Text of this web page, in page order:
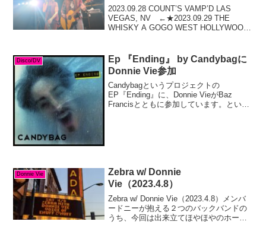
2023.09.28 COUNT’S VAMP’D LAS
VEGAS, NV ←★2023.09.29 THE
WHISKY A GOGO WEST HOLLYWOOD,
Disco/DV
Ep 『Ending』 by Candybagに
Donnie Vie参加
Candybagというプロジェクトの
EP『Ending』に、Donnie VieがBaz
Francisとともに参加しています。といっ
Donnie Vie
Zebra w/ Donnie
Vie（2023.4.8）
Zebra w/ Donnie Vie（2023.4.8）メンバ
ードニーが抱える２つのバックバンドの
うち、今回は出来立てほやほやのホーム